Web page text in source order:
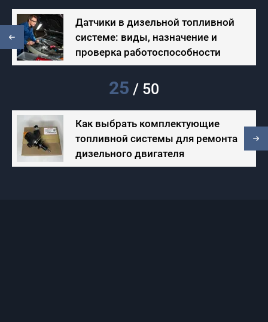
Датчики в дизельной топливной
системе: виды, назначение и
проверка работоспособности
25 / 50
Как выбрать комплектующие
топливной системы для ремонта
дизельного двигателя